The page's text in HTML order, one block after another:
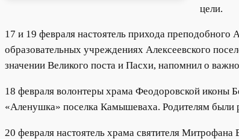
цели.
17 и 19 февраля настоятель прихода
образовательных учреждениях Алексеевского
значении Великого поста и Пасхи, напомнил о
18 февраля волонтеры храма Феодоровской иконы
«Аленушка» поселка Камышеваха. Родителям были
20 февраля настоятель храма святителя